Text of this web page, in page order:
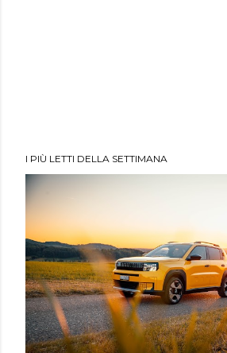
I PIÙ LETTI DELLA SETTIMANA